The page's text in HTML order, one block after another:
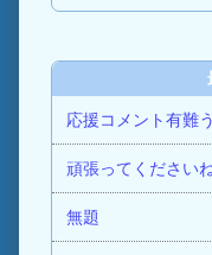
応援コメント有難
頑張ってくださいね
無題